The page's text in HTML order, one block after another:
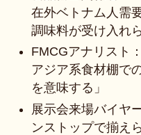
在外ベトナム人需
調味料が受け入れ
FMCGアナリスト
アジア系食材棚で
を意味する」
展示会来場バイヤ
ンストップで揃え